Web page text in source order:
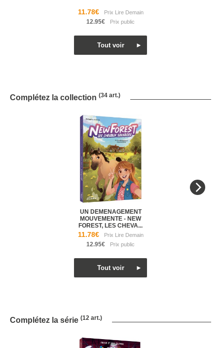
11.78€
12.95€
Complétez la collection (34 art.)
UN DEMENAGEMENT
MOUVEMENTE - NEW
FOREST, LES CHEVA...
11.78€
12.95€
Complétez la série (12 art.)